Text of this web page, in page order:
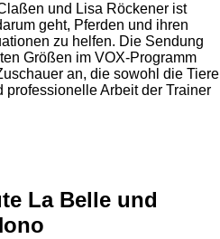
und Lisa Röckener ist
geht, Pferden und ihren
zu helfen. Die Sendung
Größen im VOX-Programm
an, die sowohl die Tiere
Arbeit der Trainer
La Belle und